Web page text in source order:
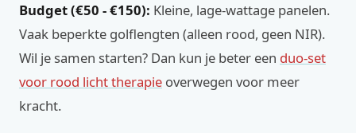
Budget (€50 - €150): Kleine, lage-wattage panelen.
Vaak beperkte golflengten (alleen rood, geen NIR).
Wil je samen starten? Dan kun je beter een duo-set
voor rood licht therapie overwegen voor meer
kracht.